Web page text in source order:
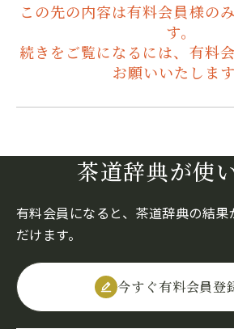
この先の内容は有料会員様の
す。
続きをご覧になるには、有料
お願いいたします
茶道辞典が使
有料会員になると、茶道辞典の結果
だけます。
今すぐ有料会員登